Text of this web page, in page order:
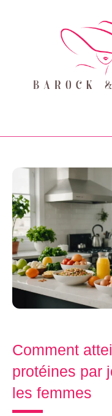
Comment
protéines par
les femmes